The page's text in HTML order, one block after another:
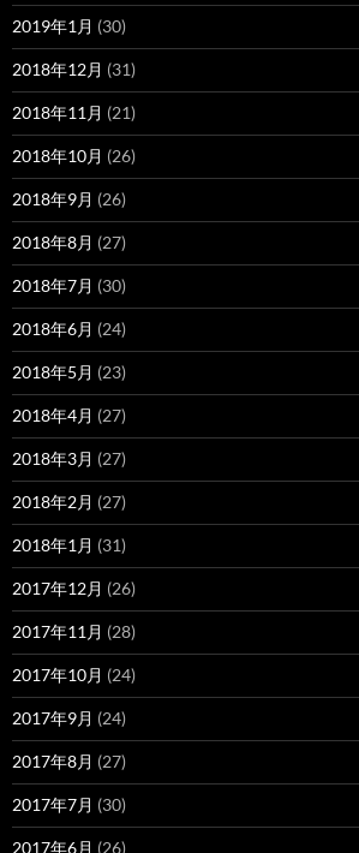
2019年1月 (30)
2018年12月 (31)
2018年11月 (21)
2018年10月 (26)
2018年9月 (26)
2018年8月 (27)
2018年7月 (30)
2018年6月 (24)
2018年5月 (23)
2018年4月 (27)
2018年3月 (27)
2018年2月 (27)
2018年1月 (31)
2017年12月 (26)
2017年11月 (28)
2017年10月 (24)
2017年9月 (24)
2017年8月 (27)
2017年7月 (30)
2017年6月 (26)